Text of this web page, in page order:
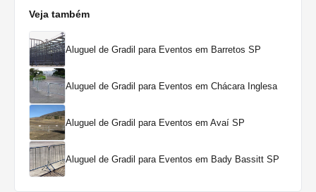
Veja também
Aluguel de Gradil para Eventos em Barretos SP
Aluguel de Gradil para Eventos em Chácara Inglesa
Aluguel de Gradil para Eventos em Avaí SP
Aluguel de Gradil para Eventos em Bady Bassitt SP